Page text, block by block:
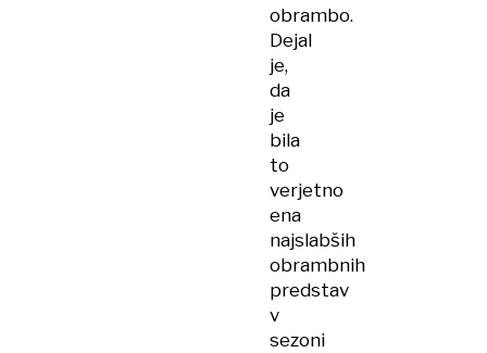
obrambo.
Dejal
je,
da
je
bila
to
verjetno
ena
najslabših
obrambnih
predstav
v
sezoni